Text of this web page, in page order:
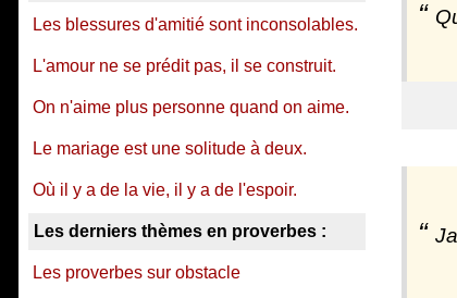
Les blessures d'amitié sont inconsolables.
L'amour ne se prédit pas, il se construit.
On n'aime plus personne quand on aime.
Le mariage est une solitude à deux.
Où il y a de la vie, il y a de l'espoir.
Les derniers thèmes en proverbes :
Les proverbes sur obstacle